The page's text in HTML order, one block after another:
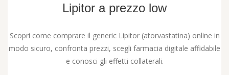
Lipitor a prezzo low
Scopri come comprare il generic Lipitor (atorvastatina) online in
modo sicuro, confronta prezzi, scegli farmacia digitale affidabile
e conosci gli effetti collaterali.